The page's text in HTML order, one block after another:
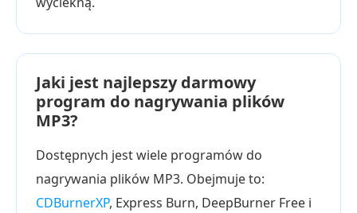
Jaki jest najlepszy darmowy
program do nagrywania plików
MP3?
Dostępnych jest wiele programów do
nagrywania plików MP3. Obejmuje to:
CDBurnerXP, Express Burn, DeepBurner Free i